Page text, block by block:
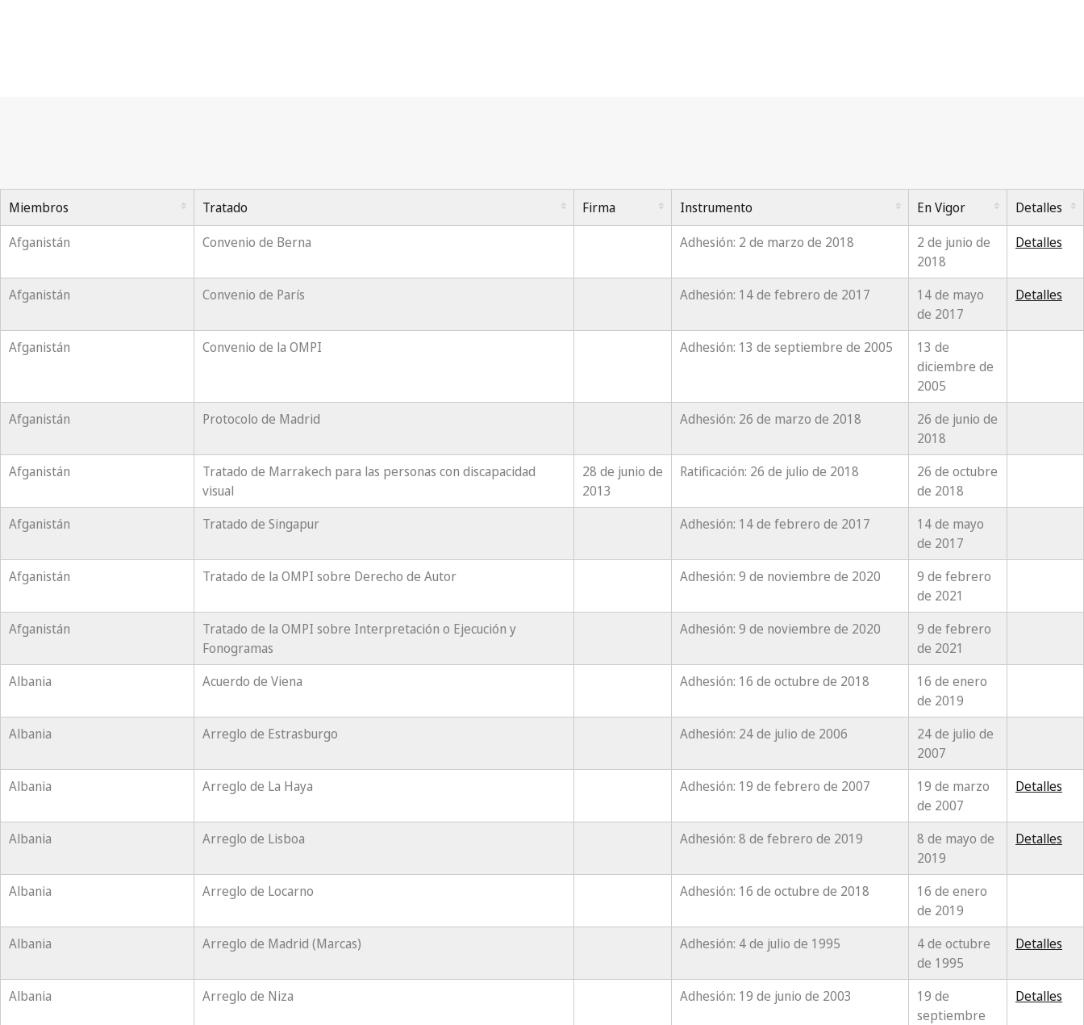
Miembros Tratado Firma Instrumento En Vigor
Detalles
Afganistán
Convenio de Berna Adhesión: 2 de marzo de 2018
2 de junio de
2018
Detalles
Afganistán Convenio de París Adhesión: 14 de febrero de 2017
14 de mayo
de 2017
Detalles
Afganistán Convenio de la OMPI Adhesión: 13 de septiembre de 2005
13 de
diciembre de
2005
Afganistán
Protocolo de Madrid Adhesión: 26 de marzo de 2018
26 de junio de
2018
Afganistán
Tratado de Marrakech para las personas con discapacidad
visual
28 de junio de
2013
Ratificación: 26 de julio de 2018
26 de octubre
de 2018
Afganistán
Tratado de Singapur Adhesión: 14 de febrero de 2017
14 de mayo
de 2017
Afganistán
Tratado de la OMPI sobre Derecho de Autor Adhesión: 9 de noviembre de 2020
9 de febrero
de 2021
Afganistán
Tratado de la OMPI sobre Interpretación o Ejecución y
Fonogramas
Adhesión: 9 de noviembre de 2020
9 de febrero
de 2021
Albania
Acuerdo de Viena Adhesión: 16 de octubre de 2018
16 de enero
de 2019
Albania
Arreglo de Estrasburgo Adhesión: 24 de julio de 2006
24 de julio de
2007
Albania
Arreglo de La Haya Adhesión: 19 de febrero de 2007
19 de marzo
de 2007
Detalles
Albania Arreglo de Lisboa Adhesión: 8 de febrero de 2019
8 de mayo de
2019
Detalles
Albania Arreglo de Locarno Adhesión: 16 de octubre de 2018
16 de enero
de 2019
Albania
Arreglo de Madrid (Marcas) Adhesión: 4 de julio de 1995
4 de octubre
de 1995
Detalles
Albania Arreglo de Niza Adhesión: 19 de junio de 2003
19 de
septiembre
Detalles